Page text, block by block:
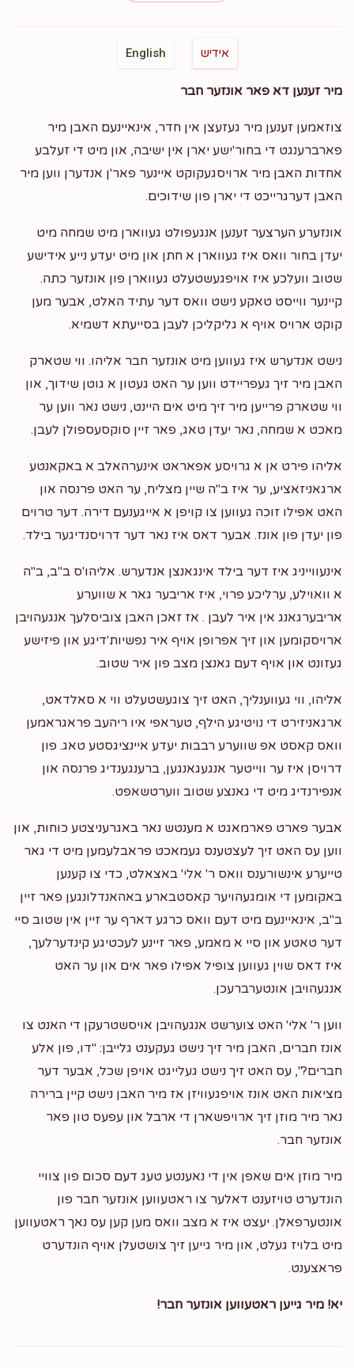
לכבוד מענדל הצדיק איך בין נתפעל פין דיר
Mendel Zafir
2 years ago $26.00
פון די נאנטע.....מנחם מענדל סאפיר
$3,200.00
יוסף האפמאן
2 years ago
$125.00
ראטעווען א שטוב
Hatzlacha Rabah!
English אידיש
מיר זענען דא פאר אונזער חבר
צוזאמען זענען מיר געזעצן אין חדר, אינאיינעם האבן מיר
פארברענגט די בחור'ישע יארן אין ישיבה, און מיט די זעלבע
אחדות האבן מיר ארויסגעקוקט איינער פאר'ן אנדערן ווען מיר
האבן דערגרייכט די יארן פון שידוכים.
אונזערע הערצער זענען אנגעפולט געווארן מיט שמחה מיט
יעדן בחור וואס איז געווארן א חתן און מיט יעדע נייע אידישע
שטוב וועלכע איז אויפגעשטעלט געווארן פון אונזער כתה.
קיינער ווייסט טאקע נישט וואס דער עתיד האלט, אבער מען
קוקט ארויס אויף א גליקליכן לעבן בסייעתא דשמיא.
נישט אנדערש איז געווען מיט אונזער חבר אליהו. ווי שטארק
האבן מיר זיך געפריידט ווען ער האט געטון א גוטן שידוך, און
ווי שטארק פרייען מיר זיך מיט אים היינט, נישט נאר ווען ער
מאכט א שמחה, נאר יעדן טאג, פאר זיין סוקסעספולן לעבן.
אליהו פירט אן א גרויסע אפאראט אינערהאלב א באקאנטע
ארגאניזאציע, ער איז ב"ה שיין מצליח, ער האט פרנסה און
האט אפילו זוכה געווען צו קויפן א אייגענעם דירה. דער טרוים
פון יעדן פון אונז. אבער דאס איז נאר דער דרויסנדיגער בילד.
אינעווייניג איז דער בילד אינגאנצן אנדערש. אליהו'ס ב"ב, ב"ה
א וואוילע, ערליכע פרוי, איז אריבער גאר א שווערע
אריבערגאנג אין איר לעבן . אז זאכן האבן צוביסלעך אנגעהויבן
ארויסקומען און זיך אפרופן אויף איר נפשיות'דיגע און פיזישע
געזונט און אויף דעם גאנצן מצב פון איר שטוב.
אליהו, ווי געווענליך, האט זיך צוגעשטעלט ווי א סאלדאט,
ארגאניזירט די נויטיגע הילף, טעראפי איו ריהעב פראגראמען
וואס קאסט אפ שווערע רבבות יעדע איינציגסטע טאג. פון
דרויסן איז ער ווייטער אנגעגאנגען, ברענגענדיג פרנסה און
אנפירנדיג מיט די גאנצע שטוב ווערטשאפט.
אבער פארט פארמאגט א מענטש נאר באגרעניצטע כוחות, און
ווען עס האט זיך לעצטענס געמאכט פראבלעמען מיט די גאר
טייערע אינשורענס וואס ר' אלי' באצאלט, כדי צו קענען
באקומען די אומגעהויער קאסטבארע באהאנדלונגען פאר זיין
ב"ב, אינאיינעם מיט דעם וואס כרגע דארף ער זיין אין שטוב סיי
דער טאטע און סיי א מאמע, פאר זיינע לעכטיגע קינדערלעך,
איז דאס שוין געווען צופיל אפילו פאר אים און ער האט
אנגעהויבן אונטערברעכן.
ווען ר' אלי' האט צוערשט אנגעהויבן אויסשטרעקן די האנט צו
אונז חברים, האבן מיר זיך נישט געקענט גלייבן: "דו, פון אלע
חברים?", עס האט זיך נישט געלייגט אויפן שכל, אבער דער
מציאות האט אונז אויפגעוויזן אז מיר האבן נישט קיין ברירה
נאר מיר מוזן זיך ארויפשארן די ארבל און עפעס טון פאר
אונזער חבר.
מיר מוזן אים שאפן אין די נאענטע טעג דעם סכום פון צוויי
הונדערט טויזענט דאלער צו ראטעווען אונזער חבר פון
אונטערפאלן. יעצט איז א מצב וואס מען קען עס נאך ראטעווען
מיט בלויז געלט, און מיר גייען זיך צושטעלן אויף הונדערט
פראצענט.
יא! מיר גייען ראטעווען אונזער חבר!